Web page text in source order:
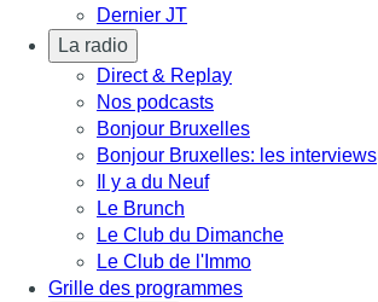
Dernier JT
La radio
Direct & Replay
Nos podcasts
Bonjour Bruxelles
Bonjour Bruxelles: les interviews
Il y a du Neuf
Le Brunch
Le Club du Dimanche
Le Club de l'Immo
Grille des programmes